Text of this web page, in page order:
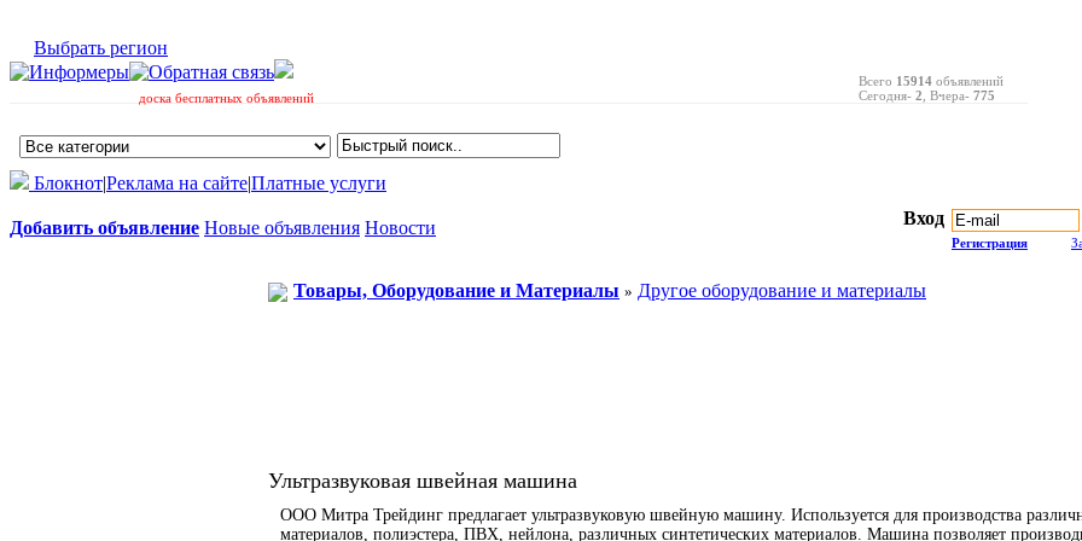
Выбрать регион
Всего 15914 объявлений
Сегодня- 2 , Вчера- 775
доска бесплатных объявлений
Блокнот|Реклама на сайте|Платные услуги
Добавить объявление Новые объявления Новости Вход
Регистрация
Товары, Оборудование и Материалы » Другое оборудование и материалы
Ультразвуковая швейная машина
ООО Митра Трейдинг предлагает ультразвуковую швейную машину. Используется для производства
материалов, полиэстера, ПВХ, нейлона, различных синтетических материалов. Машина позволяет